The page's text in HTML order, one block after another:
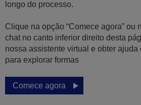
longo do processo.
Clique na opção “Comece agora” ou
chat no canto inferior direito desta
nossa assistente virtual e obter ajuda
para explorar formas
Comece agora